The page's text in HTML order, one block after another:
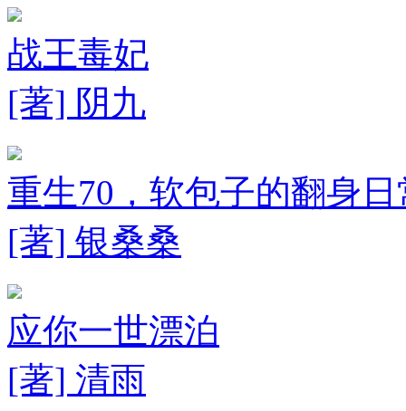
战王毒妃
[著] 阴九
重生70，软包子的翻身日
[著] 银桑桑
应你一世漂泊
[著] 清雨